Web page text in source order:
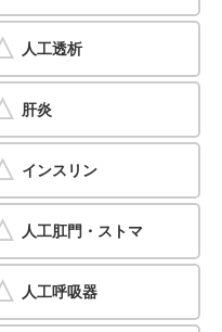
人工透析
肝炎
インスリン
人工肛門・ストマ
人工呼吸器